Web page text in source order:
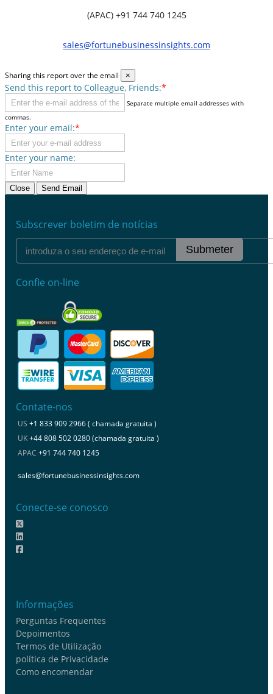
(APAC) +91 744 740 1245
sales@fortunebusinessinsights.com
Sharing this report over the email ×
Send this report to Colleague, Friends:*
Separate multiple email addresses with
commas.
Enter your email:*
Enter your name:
Close Send Email
Subscrever boletim de notícias
Submeter
Confie on-line
Contate-nos
US +1 833 909 2966 ( chamada gratuita )
UK+44 808 502 0280 (chamada gratuita )
APAC +91 744 740 1245
sales@fortunebusinessinsights.com
Conecte-se conosco
Informações
Perguntas Frequentes
Depoimentos
Termos de Utilização
política de Privacidade
Como encomendar